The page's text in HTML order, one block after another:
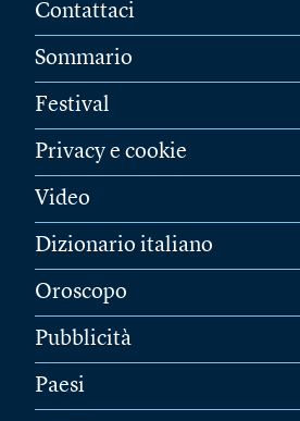
Contattaci
Sommario
Festival
Privacy e cookie
Video
Dizionario italiano
Oroscopo
Pubblicità
Paesi